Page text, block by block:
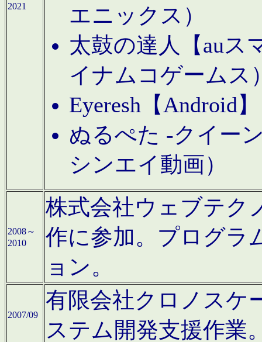
2021
エニックス）
太鼓の達人【auス
イナムコゲームス
Eyeresh【Android
ぬるぺた -クイー
シンエイ動画）
2008～
2010
株式会社ウェブテク
作に参加。プログラ
ョン。
2007/09
有限会社クロノスケ
ステム開発支援作業